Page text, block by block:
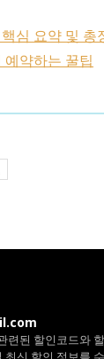
심 요약 및 총
약하는 꿀팁
련된 할인코드와